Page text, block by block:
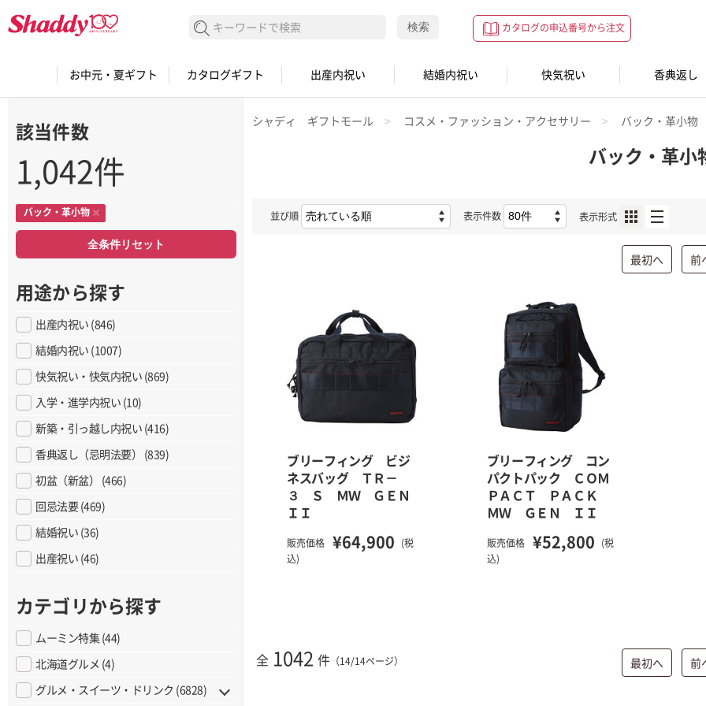
カタログの申込番号から注文
検索する 検索
お中元・夏ギフト カタログギフト 出産内祝い 結婚内祝い 快気祝い 香典返し
シャディ ギフトモール コスメ・ファッション・アクセサリー バック・革小物
バック・革小
並び順 表示件数 表示形式
最初へ 前
ブリーフィング ビジ
ネスバッグ ＴＲ－
３ Ｓ ＭＷ ＧＥＮ
ＩＩ
販売価格 ¥64,900
(税
込)
ブリーフィング コン
パクトパック ＣＯＭ
ＰＡＣＴ ＰＡＣＫ
ＭＷ ＧＥＮ ＩＩ
販売価格 ¥52,800
(税
込)
最初へ 前
全 1042 件 （14/14ページ）
該当件数
1,042件
バック・革小物
全条件リセット
用途から探す
出産内祝い (846)
結婚内祝い (1007)
快気祝い・快気内祝い (869)
入学・進学内祝い (10)
新築・引っ越し内祝い (416)
香典返し（忌明法要） (839)
初盆（新盆） (466)
回忌法要 (469)
結婚祝い (36)
出産祝い (46)
カテゴリから探す
ムーミン特集 (44)
北海道グルメ (4)
グルメ・スイーツ・ドリンク (6828)